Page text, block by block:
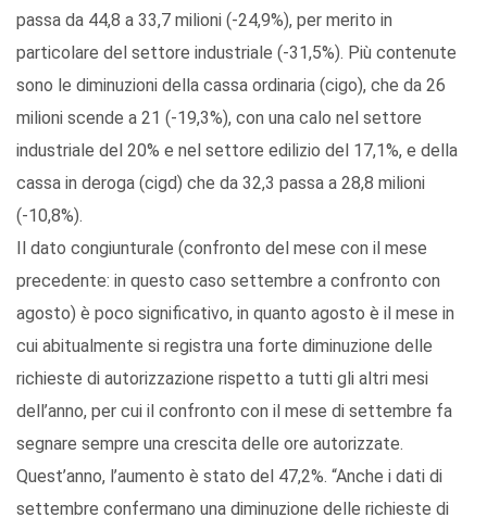
passa da 44,8 a 33,7 milioni (-24,9%), per merito in
particolare del settore industriale (-31,5%). Più contenute
sono le diminuzioni della cassa ordinaria (cigo), che da 26
milioni scende a 21 (-19,3%), con una calo nel settore
industriale del 20% e nel settore edilizio del 17,1%, e della
cassa in deroga (cigd) che da 32,3 passa a 28,8 milioni
(-10,8%).
Il dato congiunturale (confronto del mese con il mese
precedente: in questo caso settembre a confronto con
agosto) è poco significativo, in quanto agosto è il mese in
cui abitualmente si registra una forte diminuzione delle
richieste di autorizzazione rispetto a tutti gli altri mesi
dell’anno, per cui il confronto con il mese di settembre fa
segnare sempre una crescita delle ore autorizzate.
Quest’anno, l’aumento è stato del 47,2%. “Anche i dati di
settembre confermano una diminuzione delle richieste di